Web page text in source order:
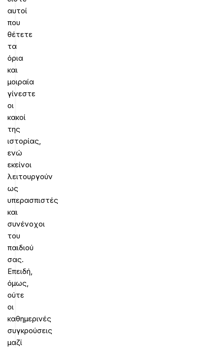
αυτοί
που
θέτετε
τα
όρια
και
μοιραία
γίνεστε
οι
κακοί
της
ιστορίας,
ενώ
εκείνοι
λειτουργούν
ως
υπερασπιστές
και
συνένοχοι
του
παιδιού
σας.
Επειδή,
όμως,
ούτε
οι
καθημερινές
συγκρούσεις
μαζί